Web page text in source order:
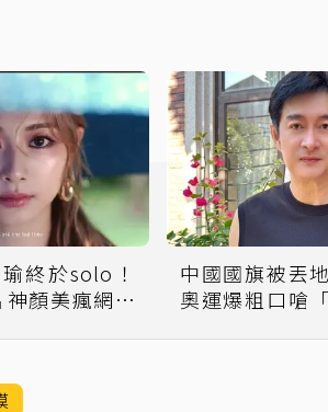
終於solo！
顏美瘋網友
中國國旗被丟
奧運爆粗口嗆